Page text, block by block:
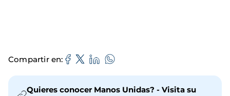
Compartir en
Quieres conocer Manos Unidas? - Visita su